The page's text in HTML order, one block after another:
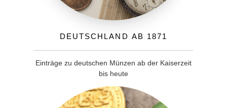
Deutschland ab 1871
Einträge zu deutschen Münzen ab der Kaiserzeit
bis heute